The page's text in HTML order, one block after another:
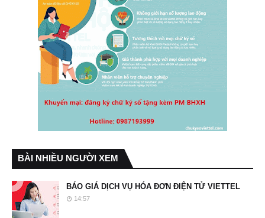
BÀI NHIỀU NGƯỜI XEM
BÁO GIÁ DỊCH VỤ HÓA ĐƠN ĐIỆN TỬ VIETTEL
14:57